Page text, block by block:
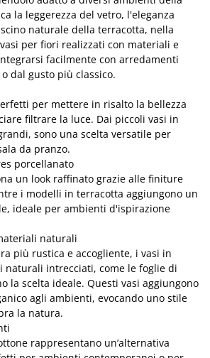
la leggerezza del vetro, l'eleganza
naturale della terracotta, nella
vasi per fiori realizzati con materiali e
facilmente con arredamenti
dal gusto più classico.
per mettere in risalto la bellezza
filtrare la luce. Dai piccoli vasi in
sono una scelta versatile per
da pranzo.
porcellanato
un look raffinato grazie alle finiture
i modelli in terracotta aggiungono un
ideale per ambienti d'ispirazione
naturali
più rustica e accogliente, i vasi in
naturali intrecciati, come le foglie di
la scelta ideale. Questi vasi aggiungono
agli ambienti, evocando uno stile
la natura.
rappresentano un’alternativa